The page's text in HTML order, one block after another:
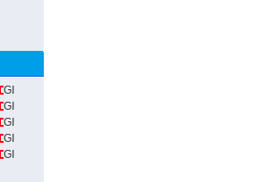
GI
GI
GI
GI
GI